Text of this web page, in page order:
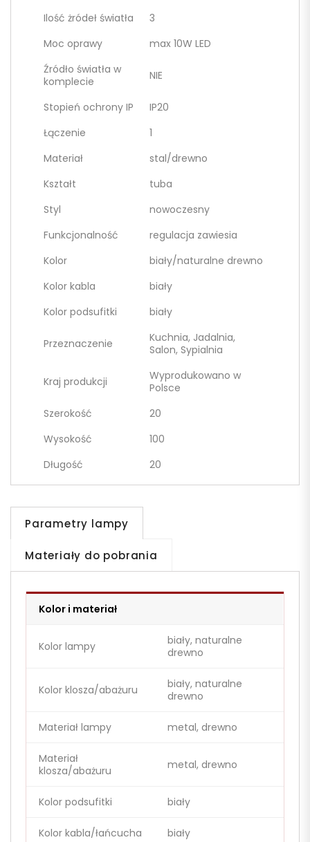
Ilość żródeł światła
3
Moc oprawy
max 10W LED
Źródło światła w
komplecie
NIE
Stopień ochrony IP
IP20
Łączenie
1
Materiał
stal/drewno
Kształt
tuba
Styl
nowoczesny
Funkcjonalność
regulacja zawiesia
Kolor
biały/naturalne drewno
Kolor kabla
biały
Kolor podsufitki
biały
Przeznaczenie
Kuchnia, Jadalnia,
Salon, Sypialnia
Kraj produkcji
Wyprodukowano w
Polsce
Szerokość
20
Wysokość
100
Długość
20
Parametry lampy
Materiały do pobrania
Kolor i materiał
Kolor lampy
biały, naturalne
drewno
Kolor klosza/abażuru
biały, naturalne
drewno
Materiał lampy metal, drewno
Materiał
klosza/abażuru
metal, drewno
Kolor podsufitki biały
Kolor kabla/łańcucha biały